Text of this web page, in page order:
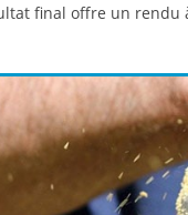
final offre un rendu